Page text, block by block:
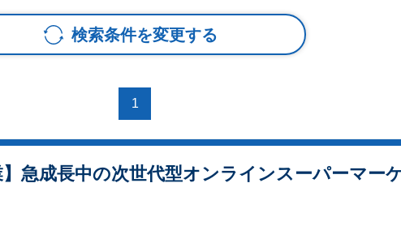
検索条件を変更する
1
急成長中の次世代型オンラインスーパーマー